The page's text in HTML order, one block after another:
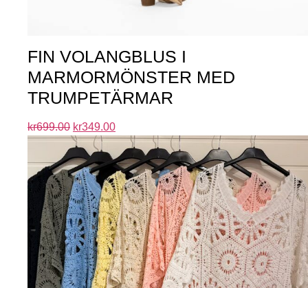
FIN VOLANGBLUS I
MARMORMÖNSTER MED
TRUMPETÄRMAR
kr699.00 kr349.00